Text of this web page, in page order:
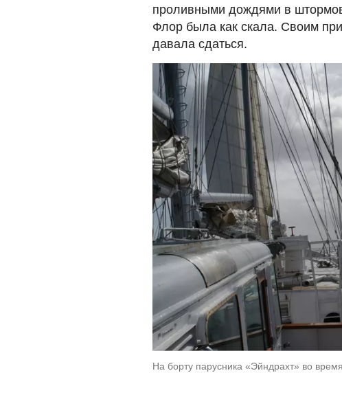
проливными дождями в
Флор была как скала. Своим
давала сдаться.
На борту парусника «Эйндрахт» во